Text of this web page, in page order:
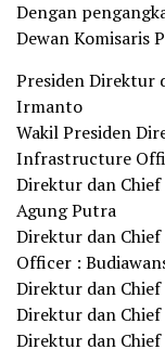
Dengan
Dewan Komisaris
Presiden Direktur
Irmanto
Wakil Presiden
Infrastructure
Direktur dan
Agung Putra
Direktur dan
Officer :
Direktur dan
Direktur dan
Direktur dan